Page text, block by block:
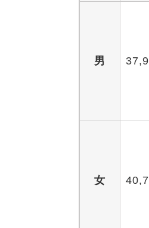
男
女